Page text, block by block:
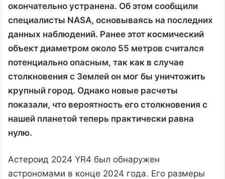
окончательно устранена. Об этом сообщили
специалисты NASA, основываясь на последних
данных наблюдений. Ранее этот космический
объект диаметром около 55 метров считался
потенциально опасным, так как в случае
столкновения с Землей он мог бы уничтожить
крупный город. Однако новые расчеты
показали, что вероятность его столкновения с
нашей планетой теперь практически равна
нулю.
Астероид 2024 YR4 был обнаружен
астрономами в конце 2024 года. Его размеры